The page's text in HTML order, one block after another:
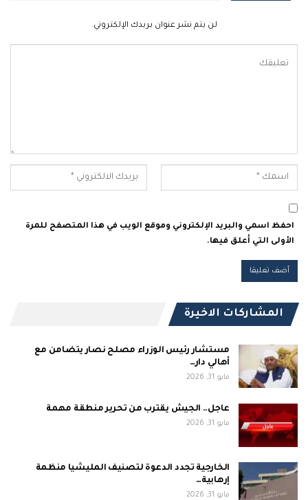
لن يتم نشر عنوان بريدك الإلكتروني.
احفظ اسمي والبريد الإلكتروني وموقع الويب في هذا المتصفح للمرة
الأولى التي أعلق فيها.
المشاركات الاخيرة
مستشار رئيس الوزراء مصلح نصار يتضامن مع
أهالي دار…
مايو 31, 2026
عاجل.. الجيش يقترب من تحرير منطقة مهمة
مايو 31, 2026
الخارجية تجدد الدعوة لتصنيف المليشيا منظمة
إرهابية…
مايو 31, 2026